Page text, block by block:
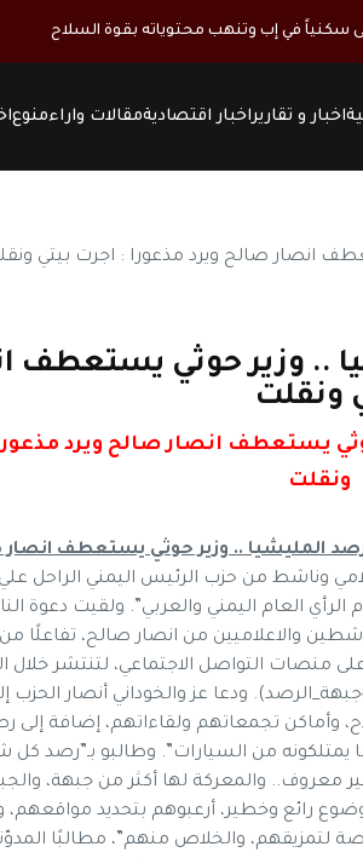
في إب وتنهب محتوياته بقوة السلاح
اخبار و تقاريراخبار اقتصاديةمقالات واراءمنوع
.. وزير حوثي يستعطف
ونقلت
يستعطف انصار صالح ويرد
ونقلت
المليشيا .. وزير حوثي يستعطف انصار
وناشط من حزب الرئيس اليمني الراحل علي
العام اليمني والعربي”. ولقيت دعوة
والاعلاميين من انصار صالح، تفاعلًا
منصات التواصل الاجتماعي، لتنتشر خلال
ودعا عز والخوداني أنصار الحزب
وأماكن تجمعاتهم ولقاءاتهم، إضافة إلى
يمتلكونه من السيارات”. وطالبو بـ”رصد كل
والمعركة لها أكثر من جبهة،
رائع وخطير، أرعبوهم بتحديد مواقعهم،
لتمزيقهم، والخلاص منهم”، مطالبًا